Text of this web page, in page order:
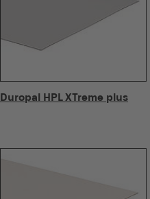
Duropal HPL XTreme plus